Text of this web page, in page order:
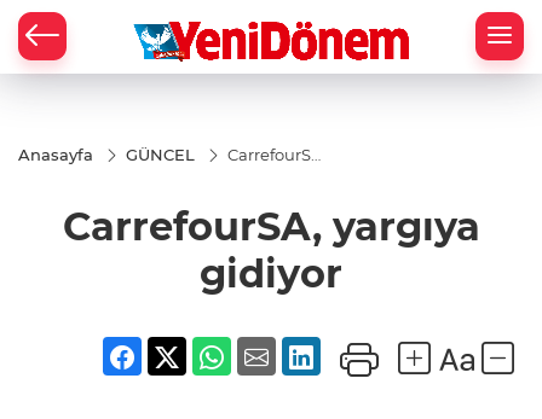
Anasayfa GÜNCEL
CarrefourSA,
CarrefourSA, yargıya
gidiyor